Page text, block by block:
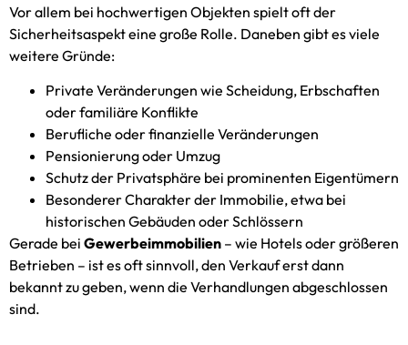
Vor allem bei hochwertigen Objekten spielt oft der
Sicherheitsaspekt eine große Rolle. Daneben gibt es viele
weitere Gründe:
Private Veränderungen wie Scheidung, Erbschaften
oder familiäre Konflikte
Berufliche oder finanzielle Veränderungen
Pensionierung oder Umzug
Schutz der Privatsphäre bei prominenten Eigentümern
Besonderer Charakter der Immobilie, etwa bei
historischen Gebäuden oder Schlössern
Gerade bei Gewerbeimmobilien – wie Hotels oder größeren
Betrieben – ist es oft sinnvoll, den Verkauf erst dann
bekannt zu geben, wenn die Verhandlungen abgeschlossen
sind.